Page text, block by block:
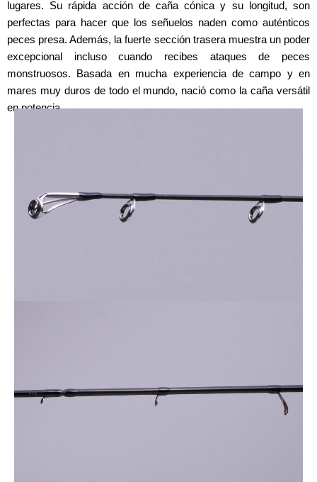
lugares. Su rápida acción de caña cónica y su longitud, son
perfectas para hacer que los señuelos naden como auténticos
peces presa. Además, la fuerte sección trasera muestra un poder
excepcional incluso cuando recibes ataques de peces
monstruosos. Basada en mucha experiencia de campo y en
mares muy duros de todo el mundo, nació como la caña versátil
en potencia.